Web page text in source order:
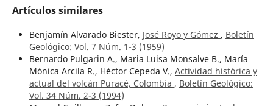
Artículos similares
Benjamín Alvarado Biester, José Royo y Gómez , Boletín
Geológico: Vol. 7 Núm. 1-3 (1959)
Bernardo Pulgarin A., Maria Luisa Monsalve B., María
Mónica Arcila R., Héctor Cepeda V., Actividad histórica y
actual del volcán Puracé, Colombia , Boletín Geológico:
Vol. 34 Núm. 2-3 (1994)